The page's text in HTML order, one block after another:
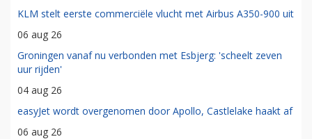
KLM stelt eerste commerciële vlucht met Airbus A350-900 uit
06 aug 26
Groningen vanaf nu verbonden met Esbjerg: 'scheelt zeven
uur rijden'
04 aug 26
easyJet wordt overgenomen door Apollo, Castlelake haakt af
06 aug 26